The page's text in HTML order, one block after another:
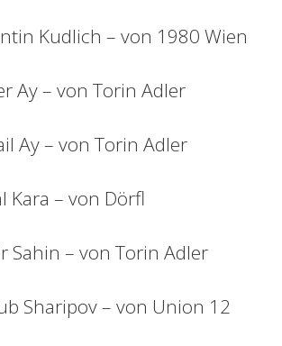
Kudlich – von 1980 Wien
Ay – von Torin Adler
Ay – von Torin Adler
Kara – von Dörfl
Sahin – von Torin Adler
Sharipov – von Union 12